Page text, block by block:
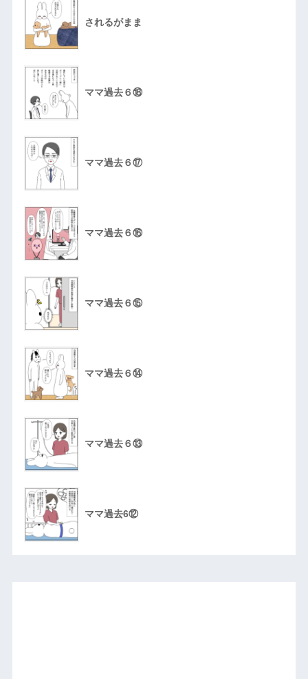
されるがまま
ママ過去６⑱
ママ過去６⑰
ママ過去６⑯
ママ過去６⑮
ママ過去６⑭
ママ過去６⑬
ママ過去6⑫